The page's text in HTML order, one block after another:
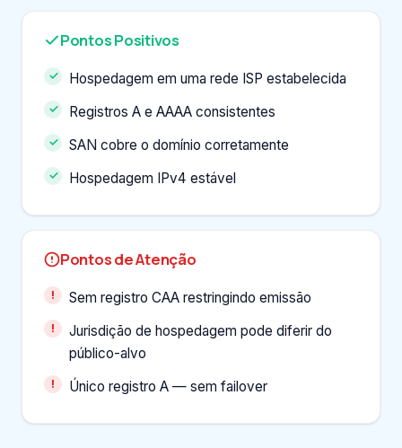
Pontos Positivos
Hospedagem em uma rede ISP estabelecida
Registros A e AAAA consistentes
SAN cobre o domínio corretamente
Hospedagem IPv4 estável
Pontos de Atenção
Sem registro CAA restringindo emissão
Jurisdição de hospedagem pode diferir do
público-alvo
Único registro A — sem failover